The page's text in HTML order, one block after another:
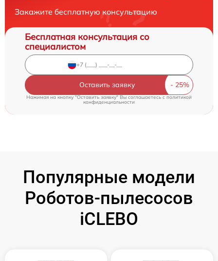
Закажите бесплатную консультацию
Бесплатная консультация со
специалистом
Оставить заявку
Нажимая на кнопку "Оставить заявку" Вы соглашаетесь cполитикой
конфиденциальности
Популярные модели
Роботов-пылесосов
iCLEBO